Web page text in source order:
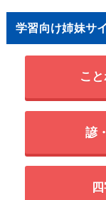
学習向け姉妹サ
こ
諺